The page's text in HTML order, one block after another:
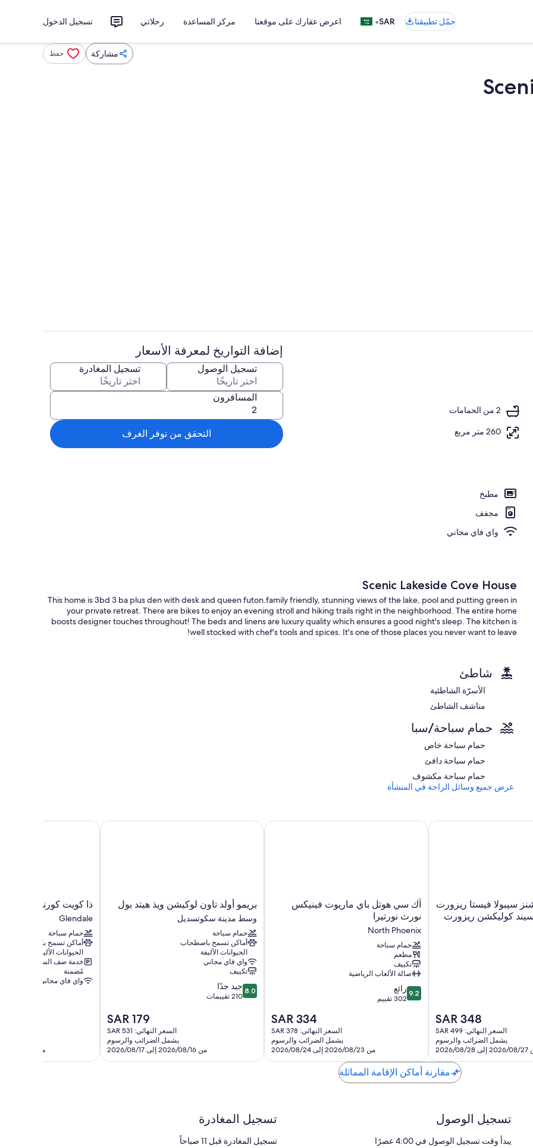
حمّل تطبيقنا SAR
• اعرض عقارك على موقعنا مركز المساعدة رحلاتي تسجيل الدخول
مشاركة حفظ
حمّام سباحة مُدفَّأ
تناول الطعام
2 من الحمامات
260 متر مربع
مطبخ
مجفف
واي فاي مجاني
إضافة التواريخ لمعرفة الأسعار
تسجيل الوصول تسجيل المغادرة
المسافرون
التحقق من توفر الغرف
Scenic Lakeside Cove House
This home is 3bd 3 ba plus den with desk and queen futon.family friendly, stunning views of the lake, pool and putting green in
your private retreat. There are bikes to enjoy an evening stroll and hiking trails right in the neighborhood. The entire home
boosts designer touches throughout! The beds and linens are luxury quality which ensures a good night's sleep. The kitchen is
well stocked with chef's tools and spices. It's one of those places you never want to leave!
شاطئ
الأسرّة الشاطئية
مناشف الشاطئ
حمام سباحة/سبا
حمام سباحة خاص
حمام سباحة دافئ
حمام سباحة مكشوف
عرض جميع وسائل الراحة في المنشأة
سيبولا فيستا ريزورت
كوليكشن ريزورت
السعر
الحالي
هو
SAR
348
SAR 348
السعر النهائي: SAR 499
يشمل الضرائب والرسوم
08/28
سيبولا فيستا ريزورت آند سب ، آن أسيند كوليكشن ريزورت
آك
سي
هوتل
باي
ماريوت
فينيكس
نورث
نورتيرا
North
Phoenix
آك سي هوتل باي ماريوت فينيكس
نورث نورتيرا
North Phoenix
حمام سباحة
مطعم
تكييف
صالة الألعاب الرياضية
9.2
من
9.2 رائع
302 تقييم
السعر
الحالي
هو
SAR
334
SAR 334
السعر النهائي: SAR 378
يشمل الضرائب والرسوم
من 2026/08/23 إلى 2026/08/24
آك سي هوتل باي ماريوت فينيكس نورث نورتيرا
بريمو
أولد
تاون
لوكيشن
ويذ
هيتد
بول
وسط
مدينة
سكوتسديل
بريمو أولد تاون لوكيشن ويذ هيتد بول
وسط مدينة سكوتسديل
حمام سباحة
أماكن تسمح باصطحاب
الحيوانات الأليفة
واي فاي مجاني
تكييف
8.0
من
8.0 جيد جدًا
210 تقييمات
السعر
الحالي
هو
SAR
179
SAR 179
السعر النهائي: SAR 531
يشمل الضرائب والرسوم
من 2026/08/16 إلى 2026/08/17
بريمو أولد تاون لوكيشن ويذ هيتد بول
ذا
كويت
كورنر
Glendale
ذا كويت كورنر
Glendale
حمام سباحة
أماكن تسمح باصطحاب
الحيوانات الأليفة
خدمة صف السيارات
مُضمنة
واي فاي مجاني
من 2026/08/21 إلى 2026/08/22
ذا كويت كورنر
مقارنة أماكن الإقامة المماثلة
تسجيل الوصول
يبدأ وقت تسجيل الوصول في 4:00 عصرًا
تسجيل المغادرة
تسجيل المغادرة قبل 11 صباحاً